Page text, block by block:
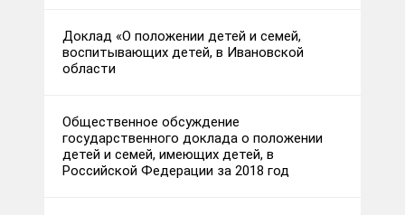
Доклад «О положении детей и семей,
воспитывающих детей, в Ивановской
области
Общественное обсуждение
государственного доклада о положении
детей и семей, имеющих детей, в
Российской Федерации за 2018 год